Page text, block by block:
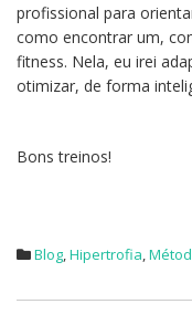
profissional para
como encontrar um,
fitness. Nela, eu irei
otimizar, de forma
Bons treinos!
Blog,Hipertrofia,